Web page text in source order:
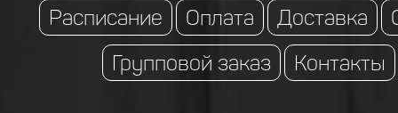
Расписание Оплата Доставка
Групповой заказ
Контакты